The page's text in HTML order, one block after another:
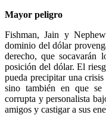
Mayor peligro
Fishman, Jain y
dominio del dólar
derecho, que socavarán
posición del dólar. El
pueda precipitar una
sino también en que se
corrupta y personalista
amigos y castigar a sus